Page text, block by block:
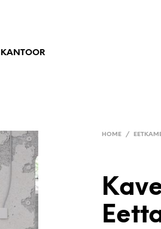
KANTOOR
HOME /